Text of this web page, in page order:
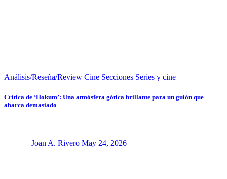
Análisis/Reseña/Review Cine Secciones Series y cine
Crítica de ‘Hokum’: Una atmósfera gótica brillante para un guión que
abarca demasiado
Joan A. Rivero May 24, 2026